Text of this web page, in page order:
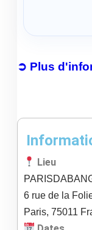
➲ Plus
Lieu
6 rue de la
Paris, 75011